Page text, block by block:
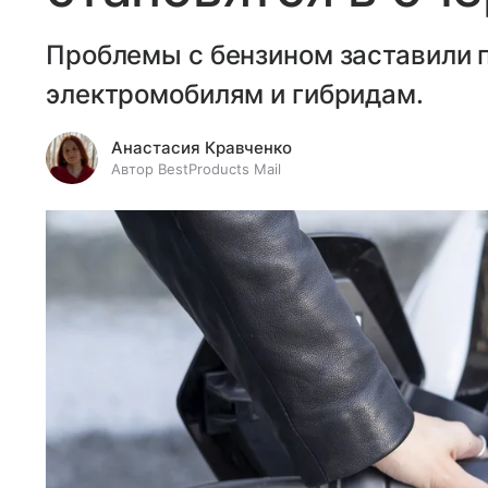
Проблемы с бензином заставили
электромобилям и гибридам.
Анастасия Кравченко
Автор BestProducts Mail